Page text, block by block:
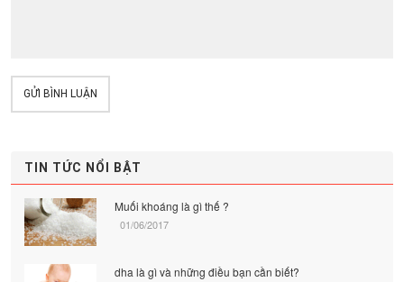
GỬI BÌNH LUẬN
TIN TỨC NỔI BẬT
Muối khoáng là gì thế ?
01/06/2017
dha là gì và những điều bạn cần biết?